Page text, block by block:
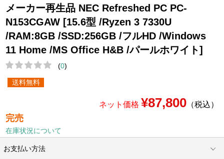
メーカー再生品 NEC Refreshed PC PC-
N153CGAW [15.6型 /Ryzen 3 7330U
/RAM:8GB /SSD:256GB /フルHD /Windows
11 Home /MS Office H&B /パールホワイト]
(0)
送料無料
ネット価格 ¥87,800（税込）
完売
在庫状況について
お支払い方法